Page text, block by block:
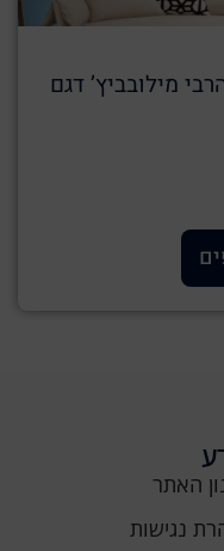
מילובביץ’ דגם
האתר
נגישות